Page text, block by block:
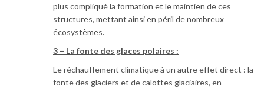
plus compliqué la formation et le maintien de ces
structures, mettant ainsi en péril de nombreux
écosystèmes.
3 – La fonte des glaces polaires :
Le réchauffement climatique à un autre effet direct : la
fonte des glaciers et de calottes glaciaires, en